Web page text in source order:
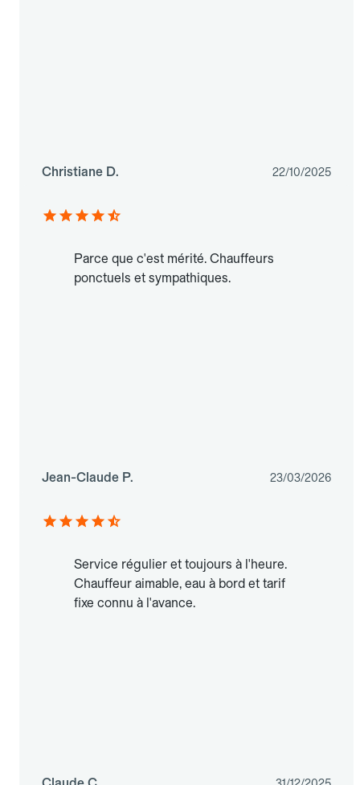
Christiane D. 22/10/2025
Parce que c'est mérité. Chauffeurs
ponctuels et sympathiques.
Jean-Claude P. 23/03/2026
Service régulier et toujours à l'heure.
Chauffeur aimable, eau à bord et tarif
fixe connu à l'avance.